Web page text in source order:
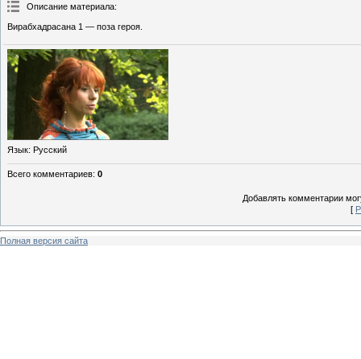
Описание материала:
Вирабхадрасана 1 — поза героя.
Язык: Русский
Всего комментариев: 0
Добавлять комментарии
[
Полная версия сайта